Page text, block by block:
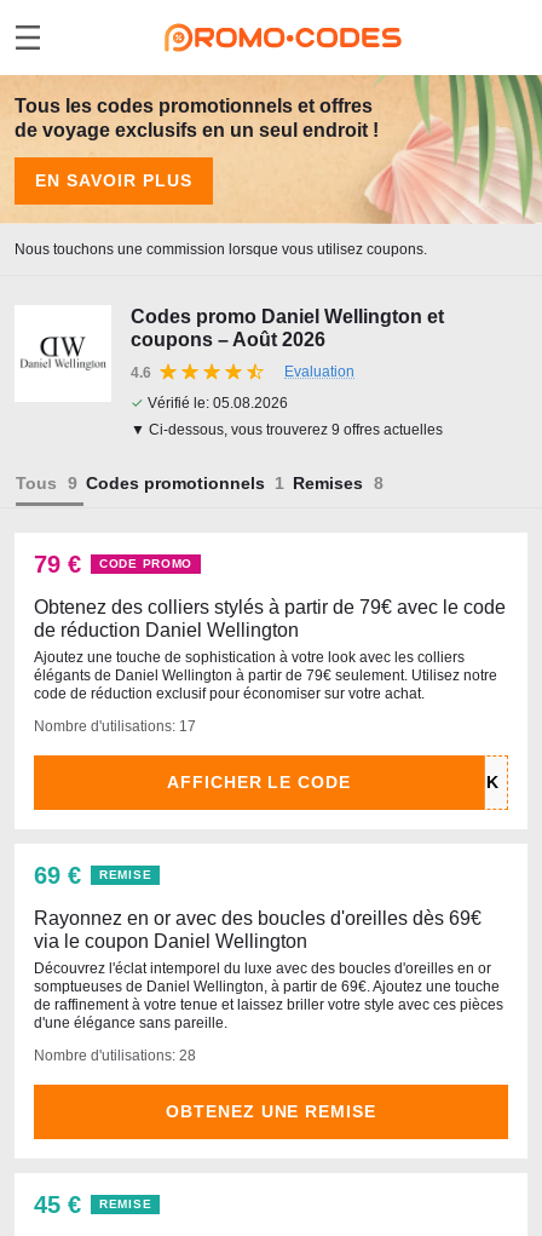
Tous les codes promotionnels et offres
de voyage exclusifs en un seul endroit !
EN SAVOIR PLUS
Nous touchons une commission lorsque vous utilisez coupons.
Codes promo Daniel Wellington et
coupons – Août 2026
4.6
Evaluation
✓ Vérifié le: 05.08.2026
▼ Ci-dessous, vous trouverez 9 offres actuelles
Tous Codes promotionnels Remises
79 € CODE PROMO
Obtenez des colliers stylés à partir de 79€ avec le code
de réduction Daniel Wellington
Ajoutez une touche de sophistication à votre look avec les colliers
élégants de Daniel Wellington à partir de 79€ seulement. Utilisez notre
code de réduction exclusif pour économiser sur votre achat.
Nombre d'utilisations: 17
AFFICHER LE CODE
69 € REMISE
Rayonnez en or avec des boucles d'oreilles dès 69€
via le coupon Daniel Wellington
Découvrez l'éclat intemporel du luxe avec des boucles d'oreilles en or
somptueuses de Daniel Wellington, à partir de 69€. Ajoutez une touche
de raffinement à votre tenue et laissez briller votre style avec ces pièces
d'une élégance sans pareille.
Nombre d'utilisations: 28
OBTENEZ UNE REMISE
45 € REMISE